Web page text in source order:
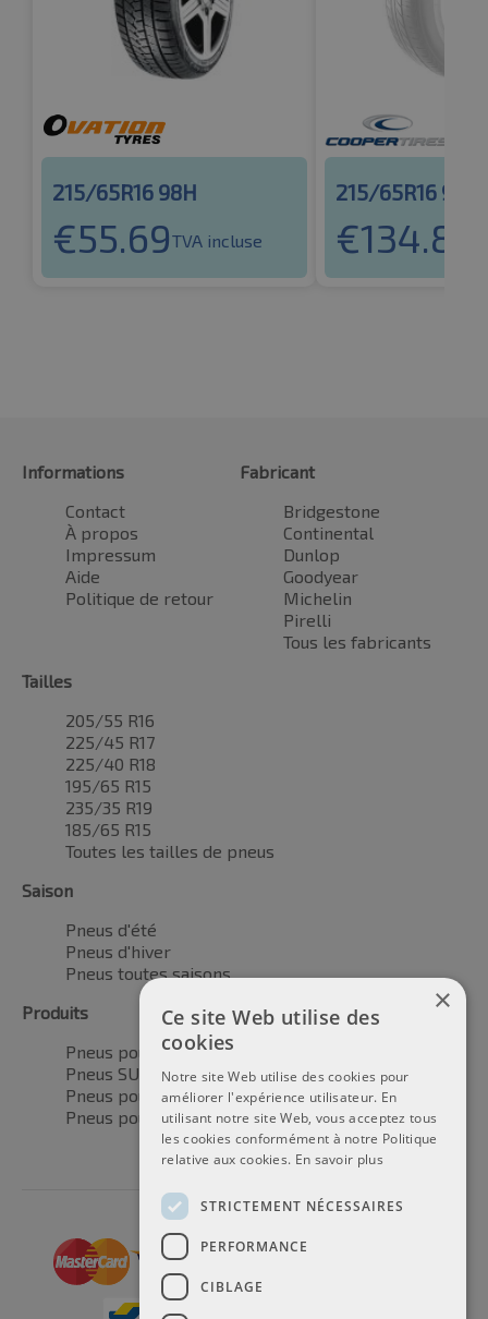
215/65R16 98H
€55.69TVA incluse
215/65R16 98H
€134.82
Informations
Contact
À propos
Impressum
Aide
Politique de retour
Fabricant
Bridgestone
Continental
Dunlop
Goodyear
Michelin
Pirelli
Tous les fabricants
Tailles
205/55 R16
225/45 R17
225/40 R18
195/65 R15
235/35 R19
185/65 R15
Toutes les tailles de pneus
Saison
Pneus d'été
Pneus d'hiver
Pneus toutes saisons
Produits
Pneus pour voitures
Pneus SUV / 4x4
Pneus pour camionnettes
Pneus pour motos
×
Ce site Web utilise des
cookies
Notre site Web utilise des cookies pour
améliorer l'expérience utilisateur. En
utilisant notre site Web, vous acceptez tous
les cookies conformément à notre Politique
relative aux cookies. En savoir plus
STRICTEMENT NÉCESSAIRES
PERFORMANCE
CIBLAGE